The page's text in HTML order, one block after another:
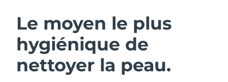
Le moyen le plus
hygiénique de
nettoyer la peau.
Nettoyage du visage Lifting
Autriche Livraison estimée
Bahreïn Livraison estimée
Belgique Livraison estimée